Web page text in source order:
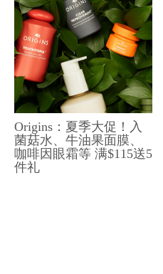
Origins：夏季大促！入
菌菇水、牛油果面膜、
咖啡因眼霜等 满$115送5
件礼